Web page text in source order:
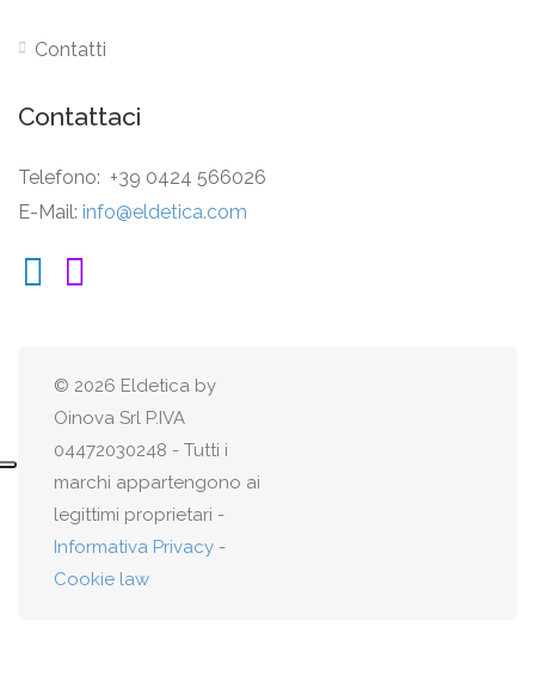
Contatti
Contattaci
Telefono: +39 0424 566026
E-Mail: info@eldetica.com
© 2026 Eldetica by
Oinova Srl P.IVA
04472030248 - Tutti i
marchi appartengono ai
legittimi proprietari -
Informativa Privacy -
Cookie law